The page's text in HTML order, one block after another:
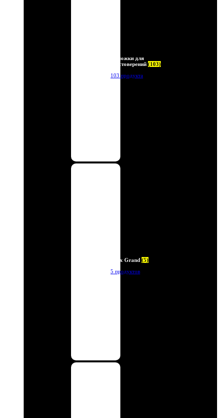
Обложки для
удостоверений (103)
103 продукта
Deux Grand (5)
5 продуктов